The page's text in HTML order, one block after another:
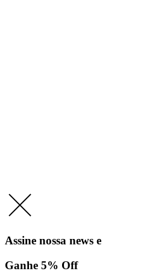
Assine nossa news e
Ganhe 5% Off